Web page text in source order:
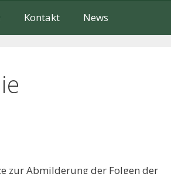
Kontakt News
zur Abmilderung der Folgen der